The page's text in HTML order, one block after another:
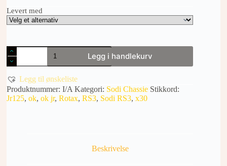
Levert med
Sodi
Sigma
RS3
X30,
Rotax
Max,
Jr
Legg i handlekurv
Legg til ønskeliste
Produktnummer: I/A Kategori: Sodi Chassie Stikkord:
Jr125, ok, ok jr, Rotax, RS3, Sodi RS3, x30
Beskrivelse